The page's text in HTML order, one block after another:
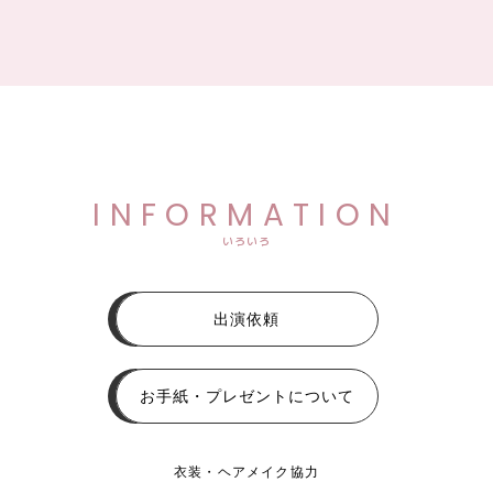
INFORMATION
いろいろ
出演依頼
お手紙・プレゼントについて
衣装・ヘアメイク協力